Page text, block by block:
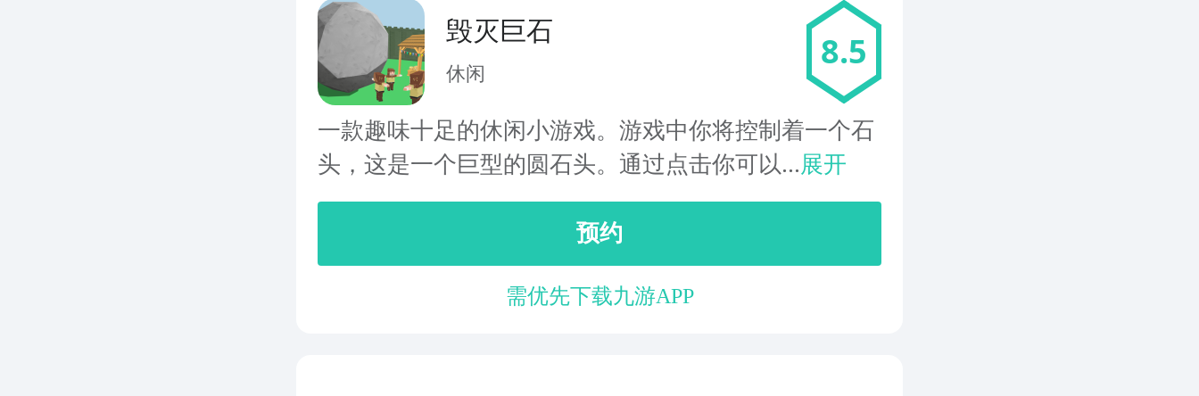
毁灭巨石
休闲
8.5
一款趣味十足的休闲小游戏。游戏中你将控制着一个石
头，这是一个巨型的圆石头。通过点击你可以...展开
预约
需优先下载九游APP